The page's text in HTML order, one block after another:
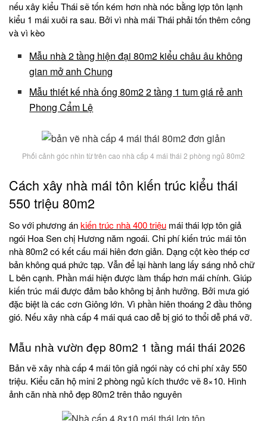
nếu xây kiểu Thái sẽ tốn kém hơn nhà nóc bằng lợp tôn lạnh
kiểu 1 mái xuôi ra sau. Bởi vì nhà mái Thái phải tốn thêm công
và vì kèo
Mẫu nhà 2 tầng hiện đại 80m2 kiểu châu âu không
gian mở anh Chung
Mẫu thiết kế nhà ống 80m2 2 tầng 1 tum giá rẻ anh
Phong Cẩm Lệ
Phối cảnh góc nhìn từ trên cao nhà cấp 4 mái thái 2 phòng ngủ 80m2
Cách xây nhà mái tôn kiến trúc kiểu thái
550 triệu 80m2
So với phương ánkiến trúc nhà 400 triệu mái thái lợp tôn giả
ngói Hoa Sen chị Hương năm ngoái. Chi phí kiến trúc mái tôn
nhà 80m2 có kết cấu mái hiên đơn giản. Dạng cột kèo thép cơ
bản không quá phức tạp. Vẫn để lại hành lang lấy sáng nhỏ chữ
L bên cạnh. Phần mái hiện được làm thấp hơn mái chính. Giúp
kiến trúc mái được đảm bảo không bị ảnh hưởng. Bởi mưa gió
đặc biệt là các cơn Giông lớn. Vì phần hiên thoáng 2 đầu thông
gió. Nếu xây nhà cấp 4 mái quá cao dễ bị gió to thổi dễ phá vỡ.
Mẫu nhà vườn đẹp 80m2 1 tầng mái thái 2026
Bản vẽ xây nhà cấp 4 mái tôn giả ngói này có chi phí xây 550
triệu. Kiểu căn hộ mini 2 phòng ngủ kích thước vẽ 8×10. Hình
ảnh căn nhà nhỏ đẹp 80m2 trên thảo nguyên